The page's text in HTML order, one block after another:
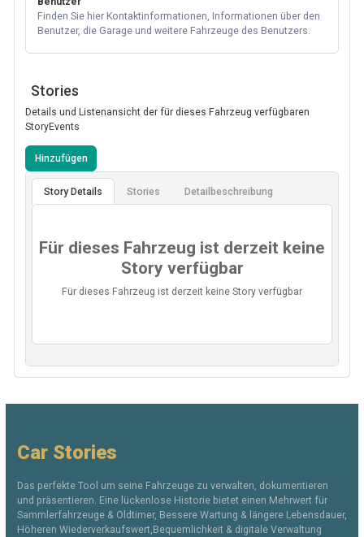
Finden Sie hier Kontaktinformationen, Informationen über den
Benutzer, die Garage und weitere Fahrzeuge des Benutzers.
Stories
Details und Listenansicht der für dieses Fahrzeug verfügbaren
StoryEvents
Hinzufügen
Story Details Stories Detailbeschreibung
Für dieses Fahrzeug ist derzeit keine
Story verfügbar
Für dieses Fahrzeug ist derzeit keine Story verfügbar
Car Stories
Das perfekte Tool um seine Fahrzeuge zu verwalten, dokumentieren
und präsentieren. Eine lückenlose Historie bietet einen Mehrwert für
Sammlerfahrzeuge & Oldtimer, Bessere Wartung & längere Lebensdauer,
Höheren Wiederverkaufswert,Bequemlichkeit & digitale Verwaltung